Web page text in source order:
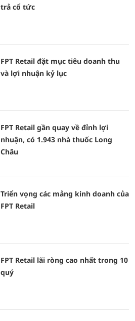
trả cổ tức
FPT Retail đặt mục tiêu doanh thu
và lợi nhuận kỷ lục
FPT Retail gần quay về đỉnh lợi
nhuận, có 1.943 nhà thuốc Long
Châu
Triển vọng các mảng kinh doanh của
FPT Retail
FPT Retail lãi ròng cao nhất trong 10
quý